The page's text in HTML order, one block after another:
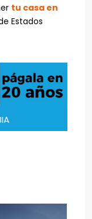
tu casa en
Estados